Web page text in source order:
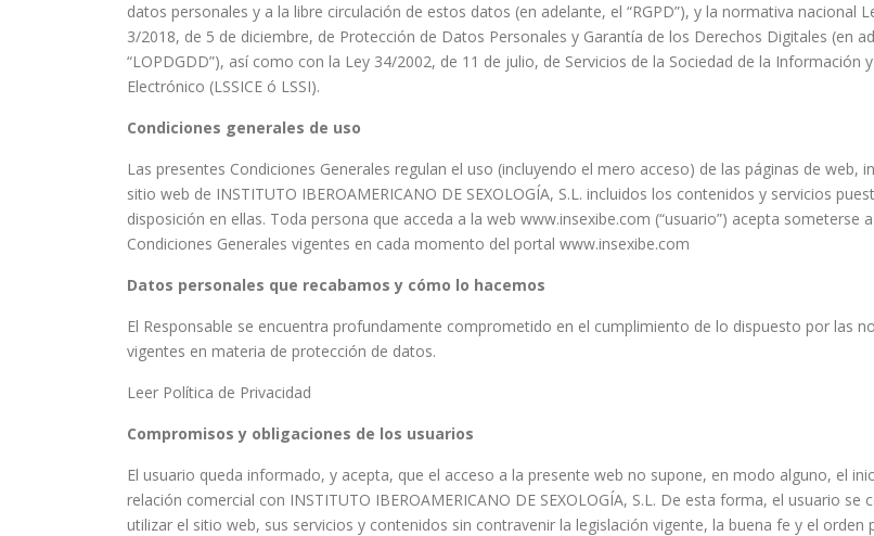
datos personales y a la libre circulación de estos datos (en adelante, el “RGPD”), y la normativa nacional
3/2018, de 5 de diciembre, de Protección de Datos Personales y Garantía de los Derechos Digitales (en
“LOPDGDD”), así como con la Ley 34/2002, de 11 de julio, de Servicios de la Sociedad de la Información
Electrónico (LSSICE ó LSSI).
Condiciones generales de uso
Las presentes Condiciones Generales regulan el uso (incluyendo el mero acceso) de las páginas de web,
sitio web de INSTITUTO IBEROAMERICANO DE SEXOLOGÍA, S.L. incluidos los contenidos y servicios
disposición en ellas. Toda persona que acceda a la web www.insexibe.com (“usuario”) acepta someterse
Condiciones Generales vigentes en cada momento del portal www.insexibe.com
Datos personales que recabamos y cómo lo hacemos
El Responsable se encuentra profundamente comprometido en el cumplimiento de lo dispuesto por las
vigentes en materia de protección de datos.
Leer Política de Privacidad
Compromisos y obligaciones de los usuarios
El usuario queda informado, y acepta, que el acceso a la presente web no supone, en modo alguno, el
relación comercial con INSTITUTO IBEROAMERICANO DE SEXOLOGÍA, S.L. De esta forma, el usuario se
utilizar el sitio web, sus servicios y contenidos sin contravenir la legislación vigente, la buena fe y el orden